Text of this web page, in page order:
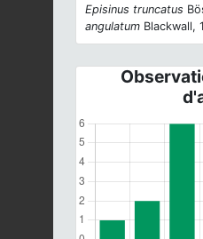
Episinus truncatus
angulatum Blackwall,